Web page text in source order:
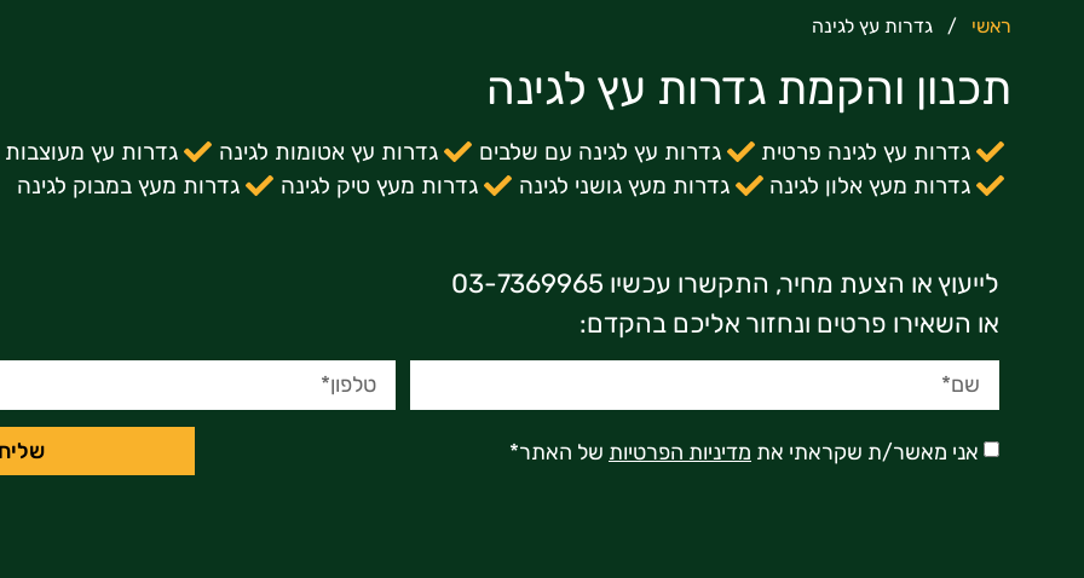
ראשי / גדרות עץ לגינה
תכנון והקמת גדרות עץ לגינה
גדרות עץ לגינה פרטית גדרות עץ לגינה עם שלבים גדרות עץ אטומות לגינה
גדרות עץ מעוצבות
גדרות מעץ אלון לגינה
גדרות מעץ גושני לגינה גדרות מעץ טיק לגינה גדרות מעץ במבוק לגינה
לייעוץ או הצעת מחיר, התקשרו עכשיו 03-7369965
או השאירו פרטים ונחזור אליכם בהקדם:
אני מאשר/ת שקראתי את מדיניות הפרטיות של האתר*